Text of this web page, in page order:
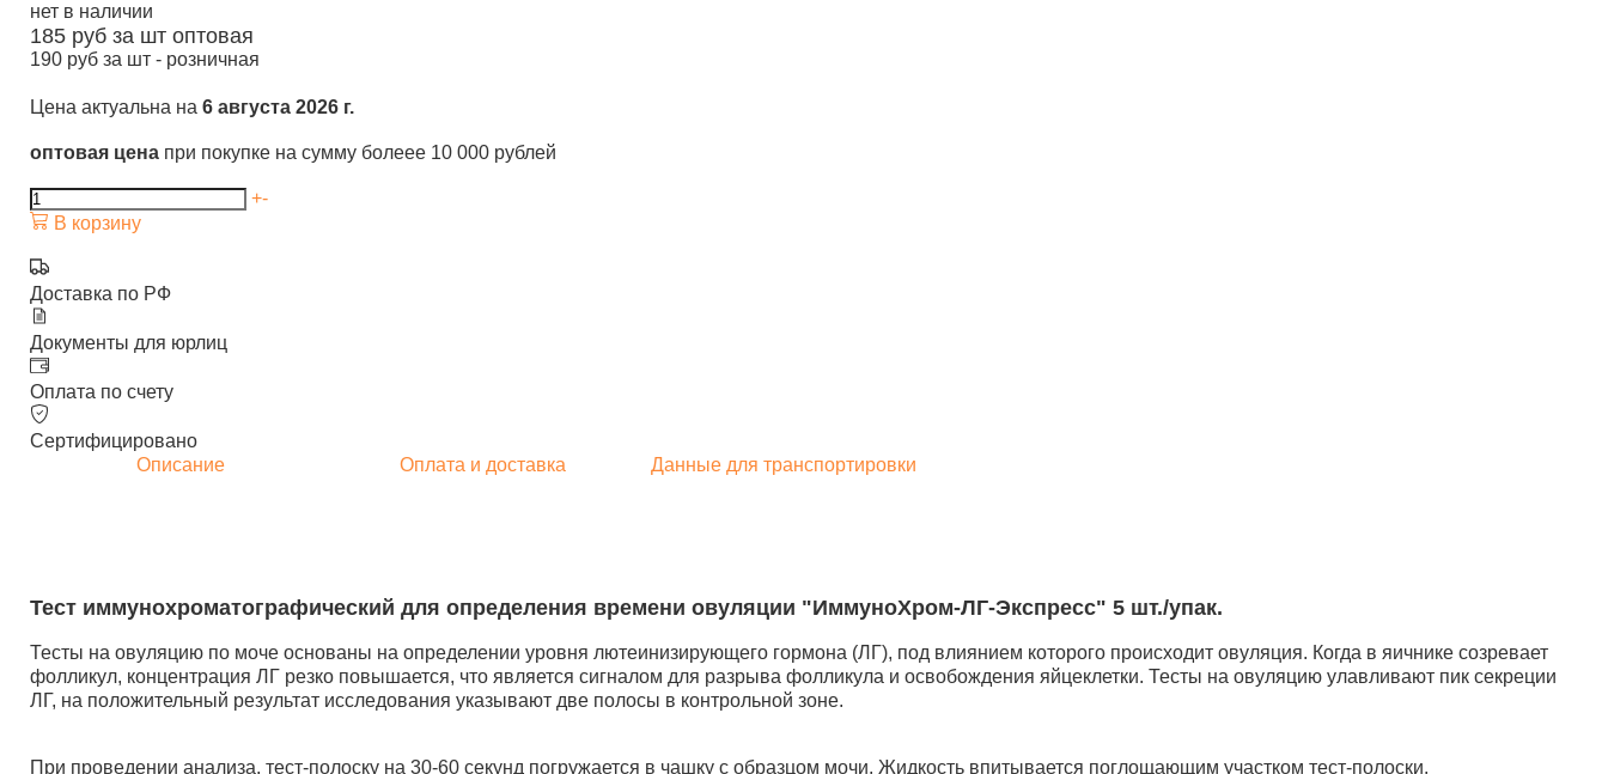
нет в наличии
185 руб за шт оптовая
190 руб за шт - розничная
Цена актуальна на 6 августа 2026 г.
оптовая цена при покупке на сумму болеее 10 000 рублей
+-
В корзину
Доставка по РФ
Документы для юрлиц
Оплата по счету
Сертифицировано
Описание
Оплата и доставка Данные для транспортировки
Тест иммунохроматографический для определения времени овуляции "ИммуноХром-ЛГ-Экспресс" 5 шт./упак.
Тесты на овуляцию по моче основаны на определении уровня лютеинизирующего гормона (ЛГ), под влиянием которого происходит овуляция. Когда в яичнике созревает
фолликул, концентрация ЛГ резко повышается, что является сигналом для разрыва фолликула и освобождения яйцеклетки. Тесты на овуляцию улавливают пик секреции
ЛГ, на положительный результат исследования указывают две полосы в контрольной зоне.
При проведении анализа, тест-полоску на 30-60 секунд погружается в чашку с образцом мочи. Жидкость впитывается поглощающим участком тест-полоски.